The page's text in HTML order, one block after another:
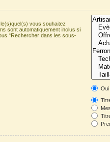
vous souhaitez
sont automatiquement inclus si
“Rechercher dans les sous-
Oui